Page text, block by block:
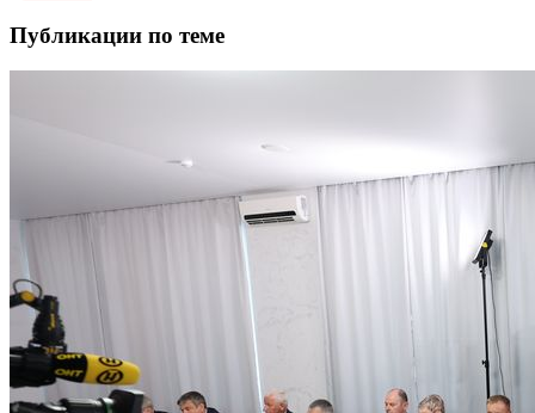
Публикации по теме